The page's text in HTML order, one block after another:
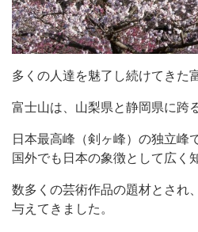
多くの人達を魅了し続けてきた
富士山は、山梨県と静岡県に跨
日本最高峰（剣ヶ峰）の独立峰
国外でも日本の象徴として広く
数多くの芸術作品の題材とされ
与えてきました。